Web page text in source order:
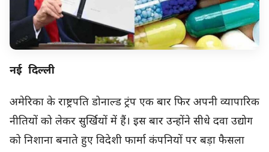
नई दिल्ली
अमेरिका के राष्ट्रपति डोनाल्ड ट्रंप एक बार फिर अपनी व्यापारिक
नीतियों को लेकर सुर्खियों में हैं। इस बार उन्होंने सीधे दवा उद्योग
को निशाना बनाते हुए विदेशी फार्मा कंपनियों पर बड़ा फैसला